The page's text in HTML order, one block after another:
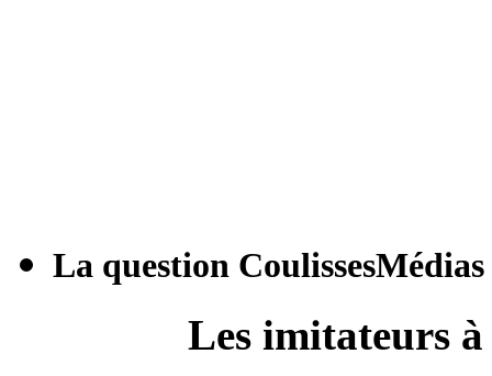
La question CoulissesMédias
Les imitateurs